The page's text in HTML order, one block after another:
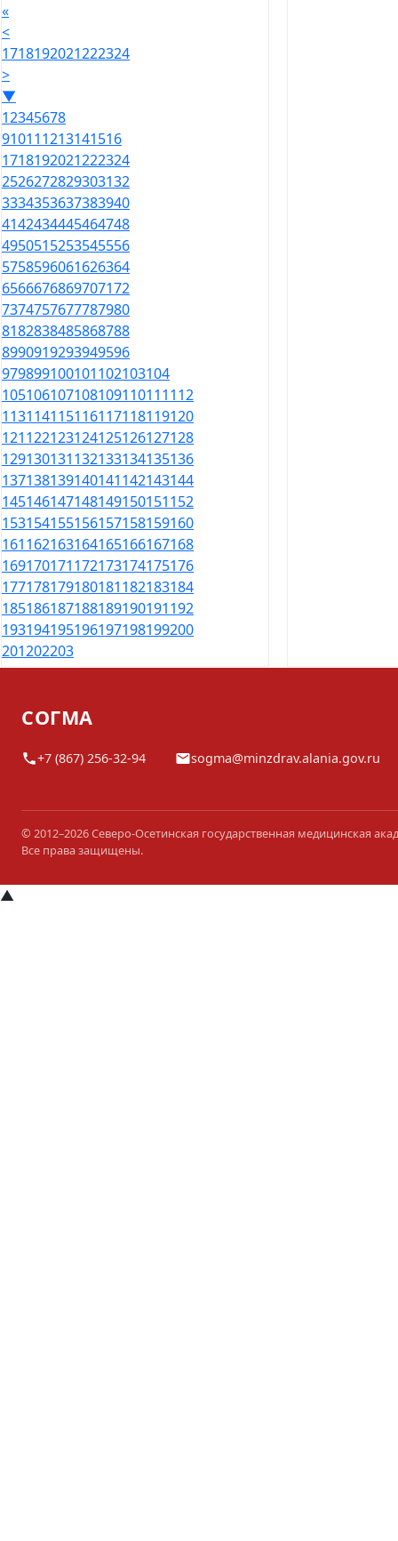
«
<
1718192021222324
>
▼
12345678
910111213141516
1718192021222324
2526272829303132
3334353637383940
4142434445464748
4950515253545556
5758596061626364
6566676869707172
7374757677787980
8182838485868788
8990919293949596
979899100101102103104
105106107108109110111112
113114115116117118119120
121122123124125126127128
129130131132133134135136
137138139140141142143144
145146147148149150151152
153154155156157158159160
161162163164165166167168
169170171172173174175176
177178179180181182183184
185186187188189190191192
193194195196197198199200
201202203
СОГМА
+7 (867) 256-32-94 sogma@minzdrav.alania.gov.ru
© 2012–2026 Северо-Осетинская государственная медицинская
Все права защищены.
▲